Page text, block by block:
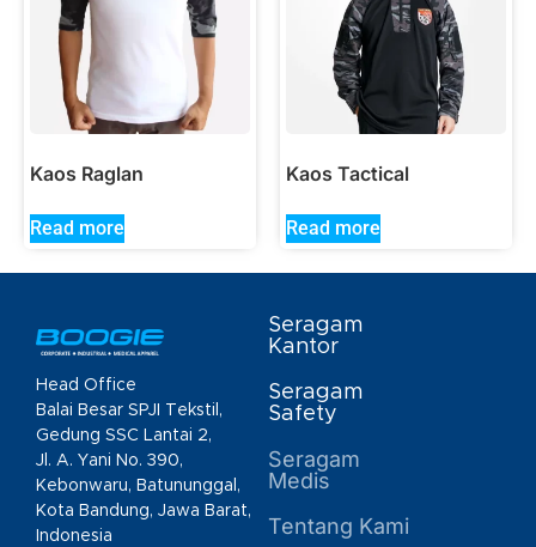
Kaos Raglan
Read more
Kaos Tactical
Read more
Head Office
Balai Besar SPJI Tekstil,
Gedung SSC Lantai 2,
Jl. A. Yani No. 390,
Kebonwaru, Batununggal,
Kota Bandung, Jawa Barat,
Indonesia
Seragam
Kantor
Seragam
Safety
Seragam
Medis
Tentang Kami